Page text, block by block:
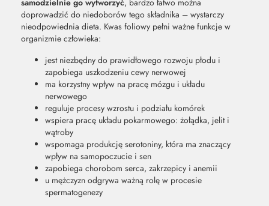
NATURY
doprowadzić do niedoborów tego składnika – wystarczy
nieodpowiednia dieta. Kwas foliowy pełni ważne funkcje w
organizmie człowieka:
jest niezbędny do prawidłowego rozwoju płodu i
zapobiega uszkodzeniu cewy nerwowej
ma korzystny wpływ na pracę mózgu i układu
nerwowego
reguluje procesy wzrostu i podziału komórek
wspiera pracę układu pokarmowego: żołądka, jelit i
wątroby
wspomaga produkcję serotoniny, która ma znaczący
wpływ na samopoczucie i sen
zapobiega chorobom serca, zakrzepicy i anemii
u mężczyzn odgrywa ważną rolę w procesie
spermatogenezy